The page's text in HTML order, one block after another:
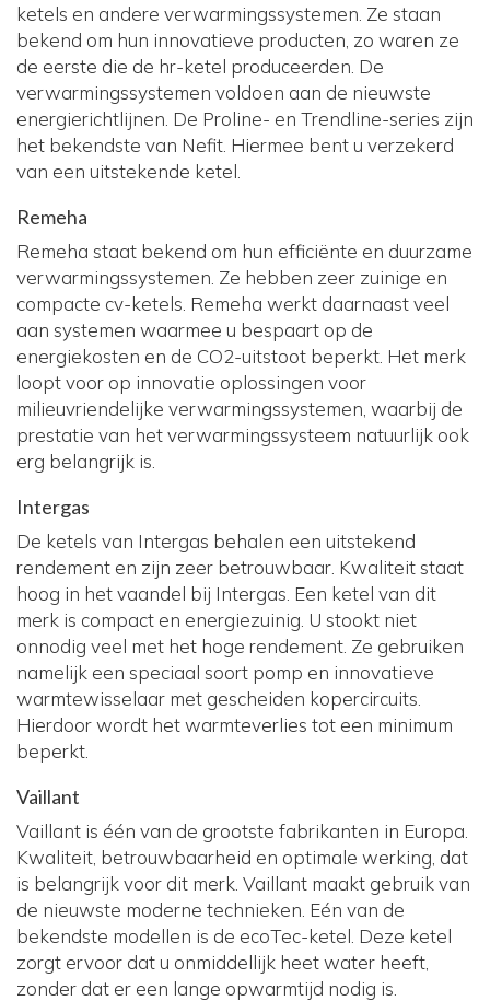
ketels en andere verwarmingssystemen. Ze staan
bekend om hun innovatieve producten, zo waren ze
de eerste die de hr-ketel produceerden. De
verwarmingssystemen voldoen aan de nieuwste
energierichtlijnen. De Proline- en Trendline-series zijn
het bekendste van Nefit. Hiermee bent u verzekerd
van een uitstekende ketel.
Remeha
Remeha staat bekend om hun efficiënte en duurzame
verwarmingssystemen. Ze hebben zeer zuinige en
compacte cv-ketels. Remeha werkt daarnaast veel
aan systemen waarmee u bespaart op de
energiekosten en de CO2-uitstoot beperkt. Het merk
loopt voor op innovatie oplossingen voor
milieuvriendelijke verwarmingssystemen, waarbij de
prestatie van het verwarmingssysteem natuurlijk ook
erg belangrijk is.
Intergas
De ketels van Intergas behalen een uitstekend
rendement en zijn zeer betrouwbaar. Kwaliteit staat
hoog in het vaandel bij Intergas. Een ketel van dit
merk is compact en energiezuinig. U stookt niet
onnodig veel met het hoge rendement. Ze gebruiken
namelijk een speciaal soort pomp en innovatieve
warmtewisselaar met gescheiden kopercircuits.
Hierdoor wordt het warmteverlies tot een minimum
beperkt.
Vaillant
Vaillant is één van de grootste fabrikanten in Europa.
Kwaliteit, betrouwbaarheid en optimale werking, dat
is belangrijk voor dit merk. Vaillant maakt gebruik van
de nieuwste moderne technieken. Eén van de
bekendste modellen is de ecoTec-ketel. Deze ketel
zorgt ervoor dat u onmiddellijk heet water heeft,
zonder dat er een lange opwarmtijd nodig is.